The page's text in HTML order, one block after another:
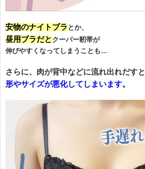
安物のナイトブラ とか、
昼用ブラだとクーパー靭帯が
伸びやすくなってしまうことも…
さらに、肉が背中などに流れ出れだすと
形やサイズが悪化してしまいます。